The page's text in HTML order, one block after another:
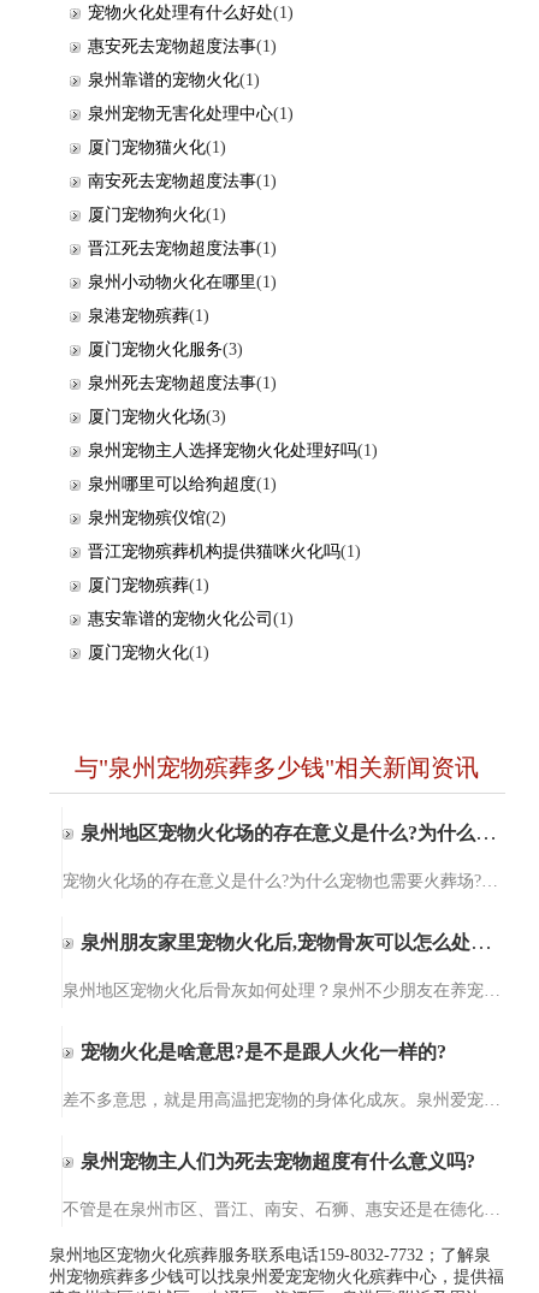
宠物火化处理有什么好处(1)
惠安死去宠物超度法事(1)
泉州靠谱的宠物火化(1)
泉州宠物无害化处理中心(1)
厦门宠物猫火化(1)
南安死去宠物超度法事(1)
厦门宠物狗火化(1)
晋江死去宠物超度法事(1)
泉州小动物火化在哪里(1)
泉港宠物殡葬(1)
厦门宠物火化服务(3)
泉州死去宠物超度法事(1)
厦门宠物火化场(3)
泉州宠物主人选择宠物火化处理好吗(1)
泉州哪里可以给狗超度(1)
泉州宠物殡仪馆(2)
晋江宠物殡葬机构提供猫咪火化吗(1)
厦门宠物殡葬(1)
惠安靠谱的宠物火化公司 (1)
厦门宠物火化(1)
与"泉州宠物殡葬多少钱"相关新闻资讯
泉州地区宠物火化场的存在意义是什么?为什么宠物也需要火葬场?
宠物火化场的存在意义是什么?为什么宠物也需要火葬场?泉州爱宠宠物火化服务【15980327732】泉州爱宠宠物火化服务提供宠物殡葬、宠物火化、小动物无公害处理、猫咪火化、狗狗火化，包括泉州、晋江、石狮、南安、惠安及…
泉州朋友家里宠物火化后,宠物骨灰可以怎么处理?
宠物火化是啥意思?是不是跟人火化一样的?
泉州宠物主人们为死去宠物超度有什么意义吗?
不管是在泉州市区、晋江、南安、石狮、惠安还是在德化、水头，都有不少人会为死去的宠物们做法事超度。那你们知道为死去宠物超度法事的意义在哪里呢？今天，爱宠宠物殡葬服务中心小编就给大家来讲一讲为死去宠物做超…
泉州地区宠物火化殡葬服务联系电话159-8032-7732；了解泉
州宠物殡葬多少钱可以找泉州爱宠宠物火化殡葬中心，提供福